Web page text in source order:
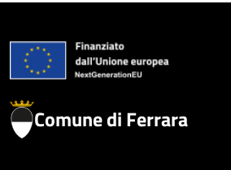
Comune di Ferrara